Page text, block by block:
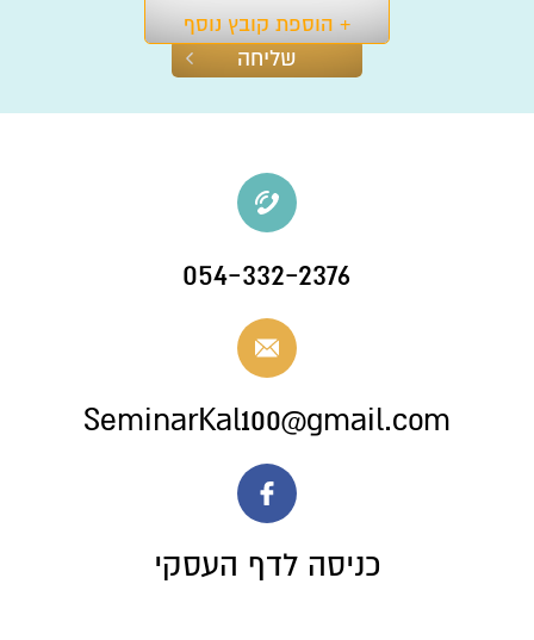
+ הוספת קובץ נוסף
054-332-2376
SeminarKal100@gmail.com
כניסה לדף העסקי